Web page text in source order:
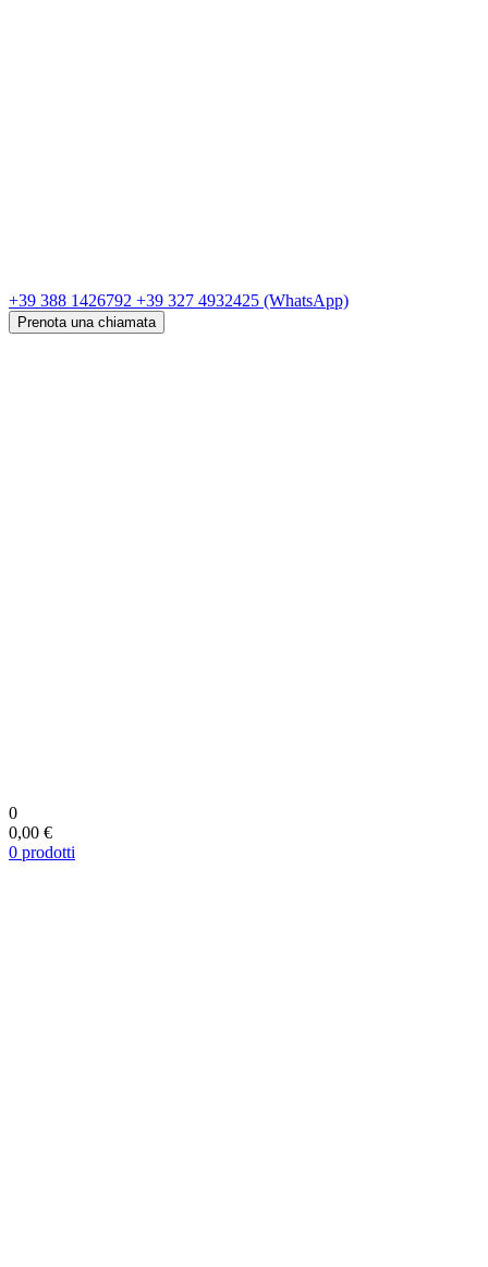
+39 388 1426792 +39 327 4932425 (WhatsApp)
Prenota una chiamata
0
0,00 €
0 prodotti